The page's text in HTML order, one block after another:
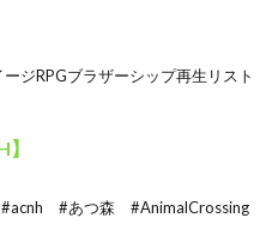
ジRPGブラザーシップ再生リスト
#acnh #あつ森 #AnimalCrossing